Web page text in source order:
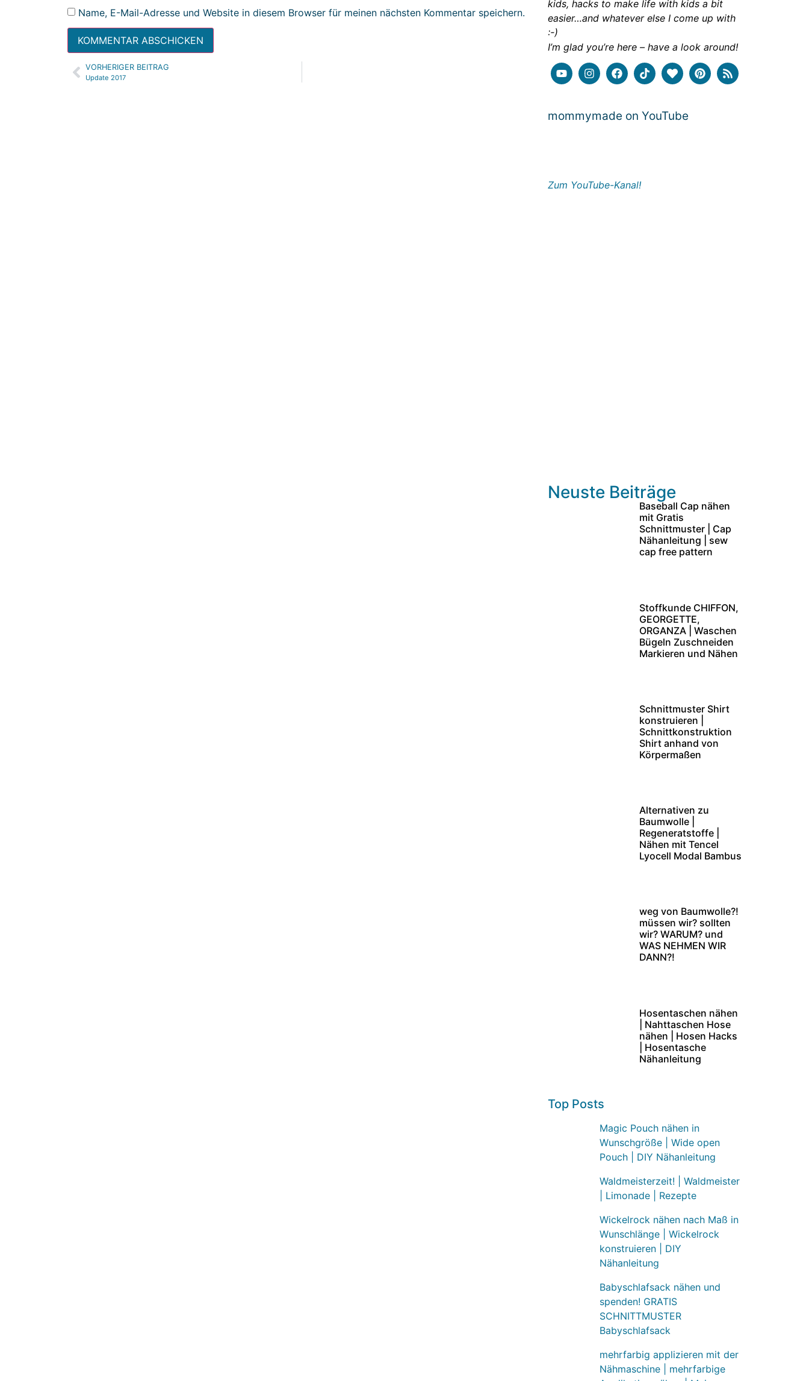
kids, hacks to make life with kids a bit
easier…and whatever else I come up with
:-)
I’m glad you’re here – have a look around!
mommymade on YouTube
Zum YouTube-Kanal!
Neuste Beiträge
Baseball Cap nähen
mit Gratis
Schnittmuster | Cap
Nähanleitung | sew
cap free pattern
Stoffkunde CHIFFON,
GEORGETTE,
ORGANZA | Waschen
Bügeln Zuschneiden
Markieren und Nähen
Schnittmuster Shirt
konstruieren |
Schnittkonstruktion
Shirt anhand von
Körpermaßen
Alternativen zu
Baumwolle |
Regeneratstoffe |
Nähen mit Tencel
Lyocell Modal Bambus
weg von Baumwolle?!
müssen wir? sollten
wir? WARUM? und
WAS NEHMEN WIR
DANN?!
Hosentaschen nähen
| Nahttaschen Hose
nähen | Hosen Hacks
| Hosentasche
Nähanleitung
Top Posts
Magic Pouch nähen in
Wunschgröße | Wide open
Pouch | DIY Nähanleitung
Waldmeisterzeit! | Waldmeister
| Limonade | Rezepte
Wickelrock nähen nach Maß in
Wunschlänge | Wickelrock
konstruieren | DIY
Nähanleitung
Babyschlafsack nähen und
spenden! GRATIS
SCHNITTMUSTER
Babyschlafsack
mehrfarbig applizieren mit der
Nähmaschine | mehrfarbige
Name, E-Mail-Adresse und Website in diesem Browser für meinen nächsten Kommentar speichern.
Alternative:
VORHERIGER BEITRAG
Update 2017